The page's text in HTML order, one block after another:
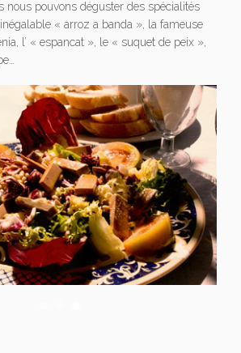
nous pouvons déguster des spécialités
« arroz a banda », la fameuse
l’ « espancat », le « suquet de peix »,